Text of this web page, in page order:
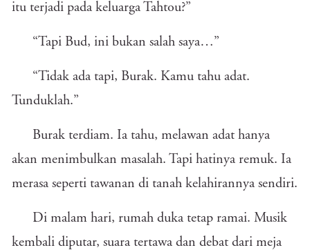
itu terjadi pada keluarga Tahtou?”
“Tapi Bud, ini bukan salah saya…”
“Tidak ada tapi, Burak. Kamu tahu adat.
Tunduklah.”
Burak terdiam. Ia tahu, melawan adat hanya
akan menimbulkan masalah. Tapi hatinya remuk. Ia
merasa seperti tawanan di tanah kelahirannya sendiri.
Di malam hari, rumah duka tetap ramai. Musik
kembali diputar, suara tertawa dan debat dari meja